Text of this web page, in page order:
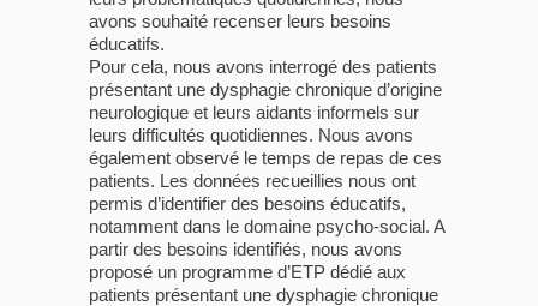
avons souhaité recenser leurs besoins
éducatifs.
Pour cela, nous avons interrogé des patients
présentant une dysphagie chronique d’origine
neurologique et leurs aidants informels sur
leurs difficultés quotidiennes. Nous avons
également observé le temps de repas de ces
patients. Les données recueillies nous ont
permis d’identifier des besoins éducatifs,
notamment dans le domaine psycho-social. A
partir des besoins identifiés, nous avons
proposé un programme d’ETP dédié aux
patients présentant une dysphagie chronique